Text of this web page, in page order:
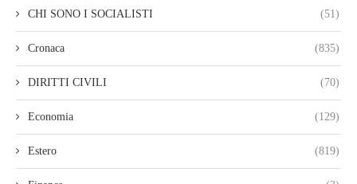
CHI SONO I SOCIALISTI (51)
Cronaca (835)
DIRITTI CIVILI (70)
Economia (129)
Estero (819)